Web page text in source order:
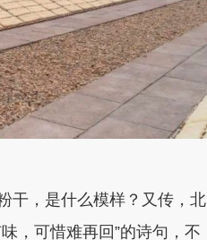
干，是什么模样？又传，北
，可惜难再回”的诗句，不